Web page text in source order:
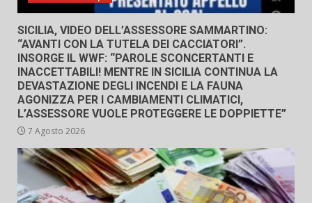
SICILIA, VIDEO DELL’ASSESSORE SAMMARTINO:
“AVANTI CON LA TUTELA DEI CACCIATORI”.
INSORGE IL WWF: “PAROLE SCONCERTANTI E
INACCETTABILI! MENTRE IN SICILIA CONTINUA LA
DEVASTAZIONE DEGLI INCENDI E LA FAUNA
AGONIZZA PER I CAMBIAMENTI CLIMATICI,
L’ASSESSORE VUOLE PROTEGGERE LE DOPPIETTE”
7 Agosto 2026